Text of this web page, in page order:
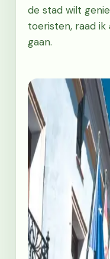
de stad wilt
toeristen, raad
gaan.